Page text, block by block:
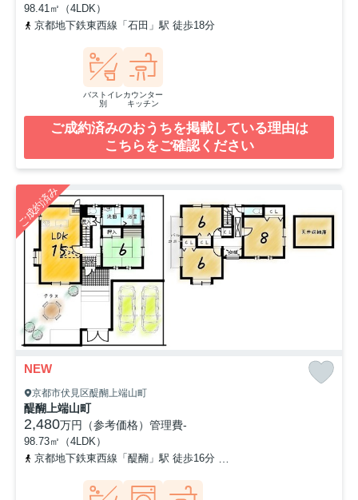
98.41㎡（4LDK）
京都地下鉄東西線「石田」駅 徒歩18分
バストイレ
別
カウンター
キッチン
ご成約済みのおうちを掲載している理由は
こちらをご確認ください
ご成約済み
NEW
京都市伏見区醍醐上端山町
醍醐上端山町
2,480万円（参考価格） 管理費-
98.73㎡（4LDK）
京都地下鉄東西線「醍醐」駅 徒歩16分